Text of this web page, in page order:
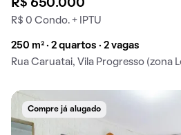
R$ 650.000
R$ 0 Condo. + IPTU
250 m² · 2 quartos · 2 vagas
Rua Caruatai, Vila Progresso (zona
Compre já alugado